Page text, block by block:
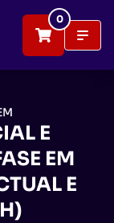
0
E
EM
E